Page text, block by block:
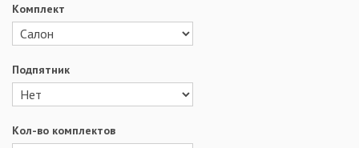
Комплект
Подпятник
Кол-во комплектов